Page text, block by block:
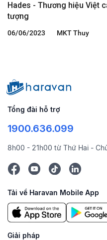
Hades - Thương hiệu Việt
tượng
06/06/2023 MKT Thuy
Tổng đài hỗ trợ
1900.636.099
8h00 - 21h00 từ Thứ Hai -
Tải về Haravan Mobile App
Giải pháp